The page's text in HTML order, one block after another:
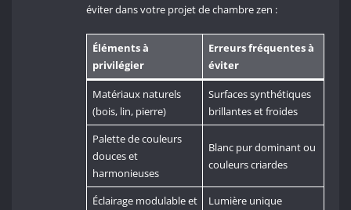
éviter dans votre projet de chambre zen :
Éléments à
privilégier
Erreurs fréquentes à
éviter
Matériaux naturels
(bois, lin, pierre)
Surfaces synthétiques
brillantes et froides
Palette de couleurs
douces et
harmonieuses
Blanc pur dominant ou
couleurs criardes
Éclairage modulable et
Lumière unique